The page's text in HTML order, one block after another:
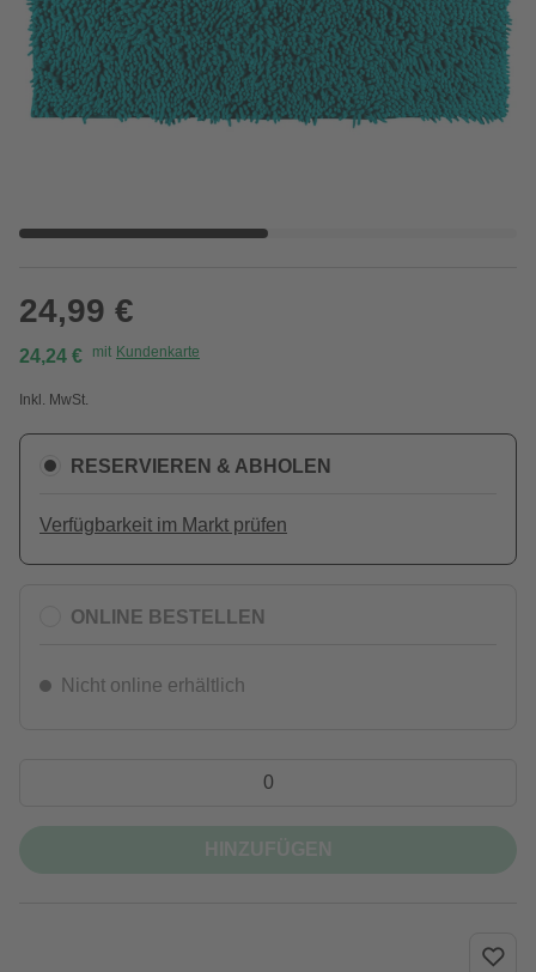
24,99 €
24,24 € mit Kundenkarte
Inkl. MwSt.
RESERVIEREN & ABHOLEN
Verfügbarkeit im Markt prüfen
ONLINE BESTELLEN
Nicht online erhältlich